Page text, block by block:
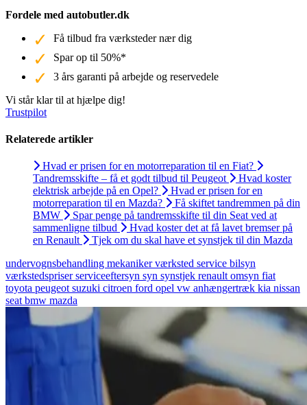
Fordele med autobutler.dk
Få tilbud fra værksteder nær dig
Spar op til 50%*
3 års garanti på arbejde og reservedele
Vi står klar til at hjælpe dig!
Trustpilot
Relaterede artikler
Hvad er prisen for en motorreparation til en Fiat?
Tandremsskifte – få et godt tilbud til Peugeot
Hvad koster
elektrisk arbejde på en Opel?
Hvad er prisen for en
motorreparation til en Mazda?
Få skiftet tandremmen på din
BMW
Spar penge på tandremsskifte til din Seat ved at
sammenligne tilbud
Hvad koster det at få lavet bremser på
en Renault
Tjek om du skal have et synstjek til din Mazda
undervognsbehandling mekanikerværksted service bilsyn
værkstedspriserserviceeftersyn syn synstjek renault omsyn fiat
toyota peugeot suzuki citroen ford opel vw anhængertræk kia nissan
seat bmw mazda